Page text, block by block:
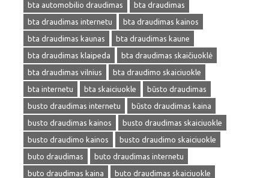
bta automobilio draudimas
bta draudimas
bta draudimas internetu
bta draudimas kainos
bta draudimas kaunas
bta draudimas kaune
bta draudimas klaipeda
bta draudimas skaičiuoklė
bta draudimas vilnius
bta draudimo skaiciuokle
bta internetu
bta skaiciuokle
būsto draudimas
busto draudimas internetu
būsto draudimas kaina
busto draudimas kainos
busto draudimas skaiciuokle
busto draudimo kainos
busto draudimo skaiciuokle
buto draudimas
buto draudimas internetu
buto draudimas kaina
buto draudimas skaiciuokle